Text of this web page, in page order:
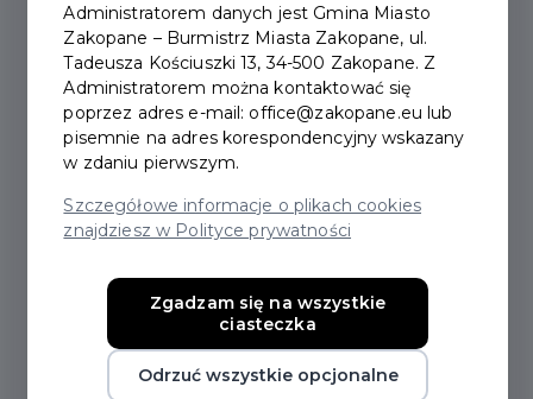
Termin zawodów został przesunięty z 7 na 15 marca.
Zawodnicy będą rywalizować o nagrody o łącznej
wartości ponad 30 tysięcy złotych.
Organizatorzy przypominają jednocześnie o istotnej
zmianie terminu zawodów. Finał Pucharu Zakopanego nie
odbędzie się 7 marca, jak planowano pierwotnie, lecz
zostaje przeniesiony na 15 marca 2026 roku. Zapisy ruszą
jeszcze końcem lutego o czym będziemy informować na
Tegoroczna edycja zapowiada się wyjątkowo atrakcyjnie
także pod względem nagród. Dzięki zaangażowaniu
partnerów – Salomon Zakopane oraz StawarSki – rent &
service – pula nagród wynosi aż 30 tysięcy złotych, co
Administratorem danych jest Gmina Miasto
Zakopane – Burmistrz Miasta Zakopane, ul.
Tadeusza Kościuszki 13, 34-500 Zakopane. Z
Administratorem można kontaktować się
poprzez adres e-mail: office@zakopane.eu lub
pisemnie na adres korespondencyjny wskazany
w zdaniu pierwszym.
Szczegółowe informacje o plikach cookies
znajdziesz w Polityce prywatności
Zgadzam się na wszystkie
ciasteczka
Odrzuć wszystkie opcjonalne